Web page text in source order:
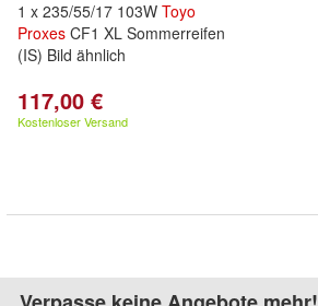
1 x 235/55/17 103W Toyo
Proxes CF1 XL Sommerreifen
(IS) Bild ähnlich
117,00 €
Kostenloser Versand